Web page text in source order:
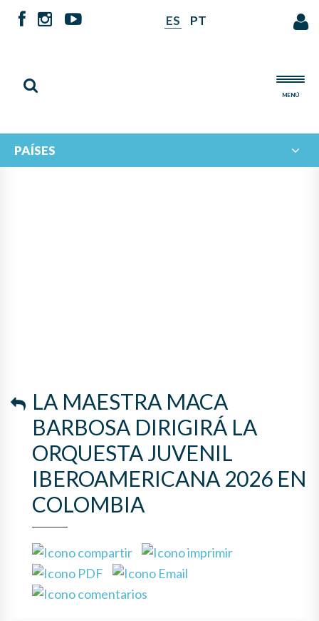
ES PT
MENÚ
PAÍSES
LA MAESTRA MACA
BARBOSA DIRIGIRÁ LA
ORQUESTA JUVENIL
IBEROAMERICANA 2026 EN
COLOMBIA